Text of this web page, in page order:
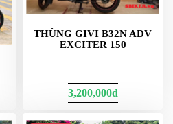
THÙNG GIVI B32N ADV
EXCITER 150
3,200,000đ